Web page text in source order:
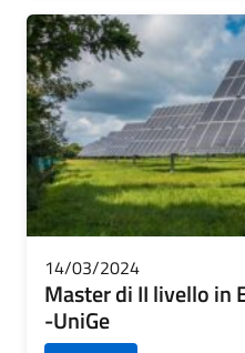
14/03/2024
Master di II livello in
-UniGe